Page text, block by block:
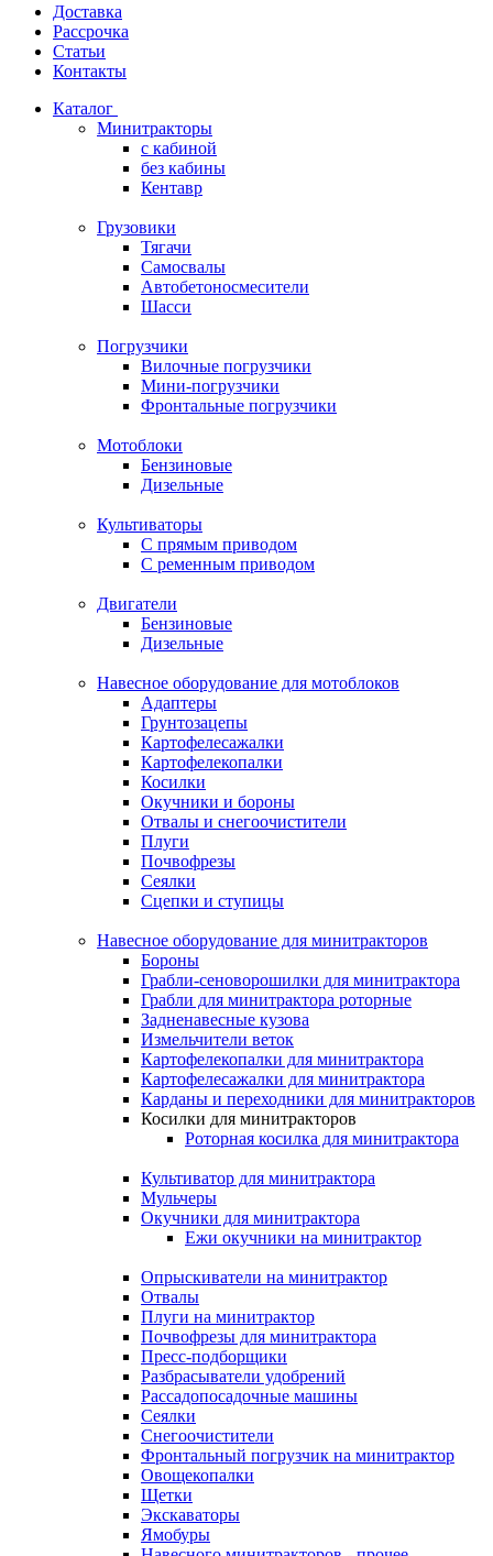
Доставка
Рассрочка
Статьи
Контакты
Каталог
Минитракторы
c кабиной
без кабины
Кентавр
Грузовики
Тягачи
Самосвалы
Автобетоносмесители
Шасси
Погрузчики
Вилочные погрузчики
Мини-погрузчики
Фронтальные погрузчики
Мотоблоки
Бензиновые
Дизельные
Культиваторы
С прямым приводом
С ременным приводом
Двигатели
Бензиновые
Дизельные
Навесное оборудование для мотоблоков
Адаптеры
Грунтозацепы
Картофелесажалки
Картофелекопалки
Косилки
Окучники и бороны
Отвалы и снегоочистители
Плуги
Почвофрезы
Сеялки
Сцепки и ступицы
Навесное оборудование для минитракторов
Бороны
Грабли-сеноворошилки для минитрактора
Грабли для минитрактора роторные
Задненавесные кузова
Измельчители веток
Картофелекопалки для минитрактора
Картофелесажалки для минитрактора
Карданы и переходники для минитракторов
Косилки для минитракторов
Роторная косилка для минитрактора
Культиватор для минитрактора
Мульчеры
Окучники для минитрактора
Ежи окучники на минитрактор
Опрыскиватели на минитрактор
Отвалы
Плуги на минитрактор
Почвофрезы для минитрактора
Пресс-подборщики
Разбрасыватели удобрений
Рассадопосадочные машины
Сеялки
Снегоочистители
Фронтальный погрузчик на минитрактор
Овощекопалки
Щетки
Экскаваторы
Ямобуры